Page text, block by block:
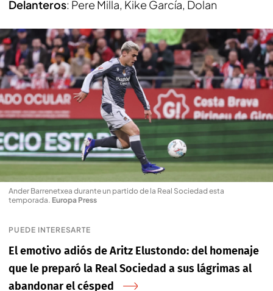
Delanteros: Pere Milla, Kike García, Dolan
Ander Barrenetxea durante un partido de la Real Sociedad esta
temporada. Europa Press
PUEDE INTERESARTE
El emotivo adiós de Aritz Elustondo: del homenaje
que le preparó la Real Sociedad a sus lágrimas al
abandonar el césped